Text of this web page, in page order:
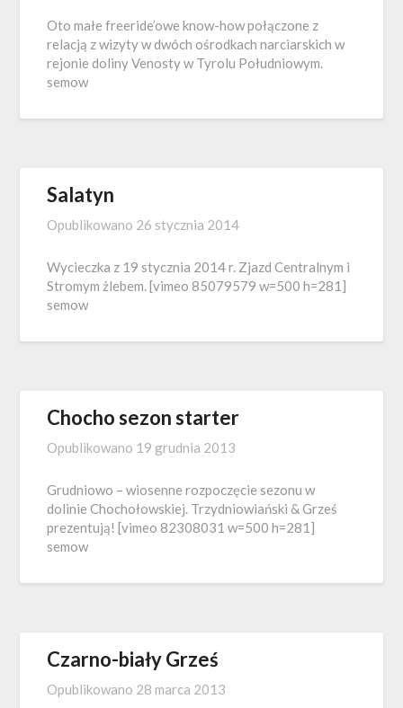
Oto małe freeride’owe know-how połączone z
relacją z wizyty w dwóch ośrodkach narciarskich w
rejonie doliny Venosty w Tyrolu Południowym.
semow
Salatyn
Opublikowano 26 stycznia 2014
Wycieczka z 19 stycznia 2014 r. Zjazd Centralnym i
Stromym żlebem. [vimeo 85079579 w=500 h=281]
semow
Chocho sezon starter
Opublikowano 19 grudnia 2013
Grudniowo – wiosenne rozpoczęcie sezonu w
dolinie Chochołowskiej. Trzydniowiański & Grześ
prezentują! [vimeo 82308031 w=500 h=281]
semow
Czarno-biały Grześ
Opublikowano 28 marca 2013